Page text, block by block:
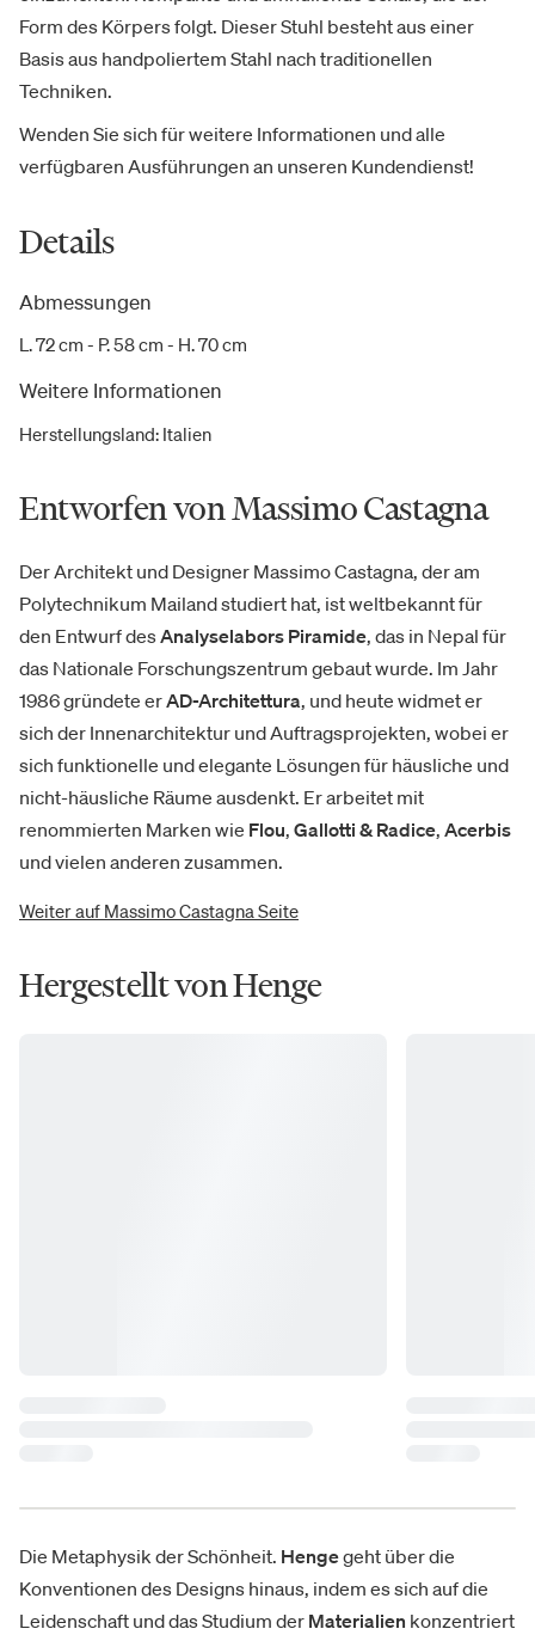
Form des Körpers folgt. Dieser Stuhl besteht aus einer
Basis aus handpoliertem Stahl nach traditionellen
Techniken.
Wenden Sie sich für weitere Informationen und alle
verfügbaren Ausführungen an unseren Kundendienst!
Details
Abmessungen
L. 72 cm - P. 58 cm - H. 70 cm
Weitere Informationen
Herstellungsland: Italien
Entworfen von Massimo Castagna
Der Architekt und Designer Massimo Castagna, der am
Polytechnikum Mailand studiert hat, ist weltbekannt für
den Entwurf desAnalyselabors Piramide, das in Nepal für
das Nationale Forschungszentrum gebaut wurde. Im Jahr
1986 gründete erAD-Architettura, und heute widmet er
sich der Innenarchitektur und Auftragsprojekten, wobei er
sich funktionelle und elegante Lösungen für häusliche und
nicht-häusliche Räume ausdenkt. Er arbeitet mit
renommierten Marken wie Flou, Gallotti & Radice, Acerbis
und vielen anderen zusammen.
Weiter auf Massimo Castagna Seite
Hergestellt von Henge
Die Metaphysik der Schönheit. Hengegeht über die
Konventionen des Designs hinaus, indem es sich auf die
Leidenschaft und das Studium der Materialien konzentriert